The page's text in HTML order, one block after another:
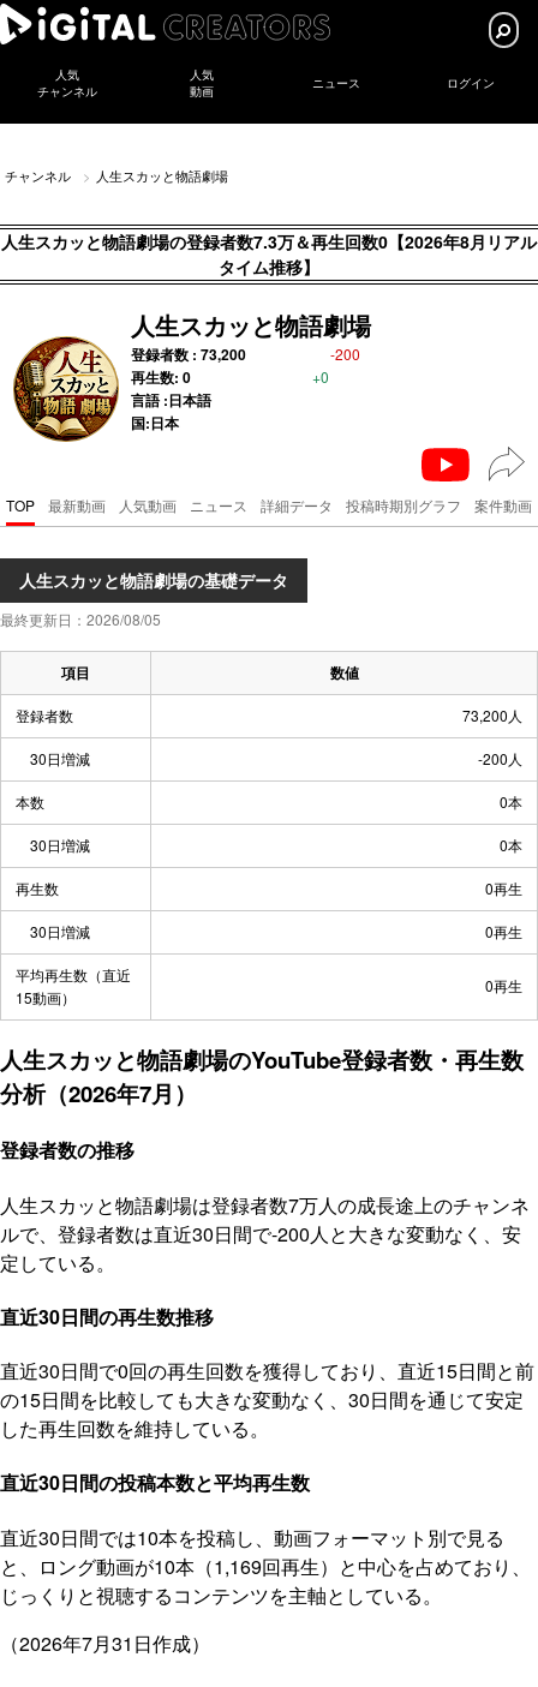
人気
チャンネル
人気
動画
ニュース ログイン
チャンネル 人生スカッと物語劇場
人生スカッと物語劇場の登録者数7.3万＆再生回数0【2026年8月リアル
タイム推移】
人生スカッと物語劇場
登録者数 : 73,200 -200
再生数: 0 +0
言語 :日本語
国:日本
TOP 最新動画 人気動画 ニュース 詳細データ 投稿時期別グラフ 案件動画
人生スカッと物語劇場の基礎データ
最終更新日：2026/08/05
項目 数値
登録者数 73,200人
30日増減 -200人
本数 0本
30日増減 0本
再生数 0再生
30日増減 0再生
平均再生数（直近
15動画）
0再生
人生スカッと物語劇場のYouTube登録者数・再生数
分析（2026年7月）
登録者数の推移
人生スカッと物語劇場は登録者数7万人の成長途上のチャンネ
ルで、登録者数は直近30日間で-200人と大きな変動なく、安
定している。
直近30日間の再生数推移
直近30日間で0回の再生回数を獲得しており、直近15日間と前
の15日間を比較しても大きな変動なく、30日間を通じて安定
した再生回数を維持している。
直近30日間の投稿本数と平均再生数
直近30日間では10本を投稿し、動画フォーマット別で見る
と、ロング動画が10本（1,169回再生）と中心を占めており、
じっくりと視聴するコンテンツを主軸としている。
（2026年7月31日作成）